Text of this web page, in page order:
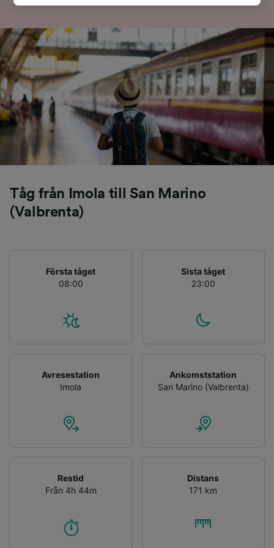
Tåg från Imola till San Marino
(Valbrenta)
Första tåget
08:00
Sista tåget
23:00
Avresestation
Imola
Ankomststation
San Marino (Valbrenta)
Restid
Från 4h 44m
Distans
171 km
att användas för spårningsändamål om du har
Vi och våra partners behandlar data för att
tillhandahålla:
Använda exakta uppgifter om geografisk
positionering. Aktivt läsa av enhetens
egenskaper för identifieringsändamål. Lagra
och/eller få åtkomst till information på en
enhet. Personanpassad reklam och innehåll,
reklam- och innehållsmätning, forskning
angående målgrupp och tjänsteutveckling.